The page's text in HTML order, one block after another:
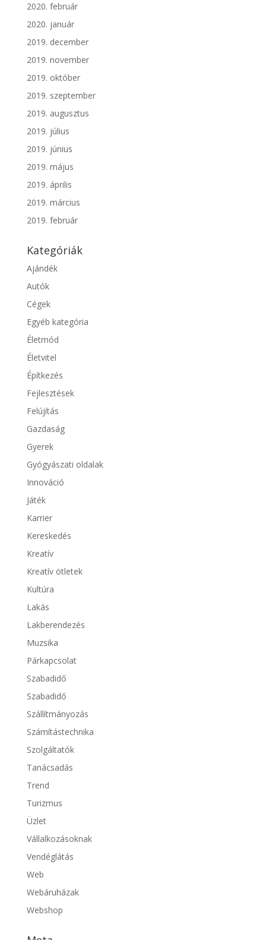
2020. február
2020. január
2019. december
2019. november
2019. október
2019. szeptember
2019. augusztus
2019. július
2019. június
2019. május
2019. április
2019. március
2019. február
Kategóriák
Ajándék
Autók
Cégek
Egyéb kategória
Életmód
Életvitel
Építkezés
Fejlesztések
Felújítás
Gazdaság
Gyerek
Gyógyászati oldalak
Innováció
Játék
Karrier
Kereskedés
Kreatív
Kreatív ötletek
Kultúra
Lakás
Lakberendezés
Muzsika
Párkapcsolat
Szabadidő
Szabadidő
Szállítmányozás
Számítástechnika
Szolgáltatók
Tanácsadás
Trend
Turizmus
Üzlet
Vállalkozásoknak
Vendéglátás
Web
Webáruházak
Webshop